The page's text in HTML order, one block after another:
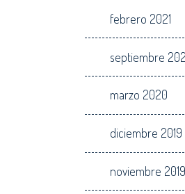
febrero 2021
septiembre
marzo 2020
diciembre 2019
noviembre 2019